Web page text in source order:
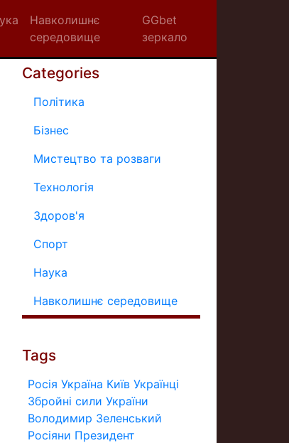
Навколишнє
середовище
GGbet
зеркало
Categories
Політика
Бізнес
Мистецтво та розваги
Технологія
Здоров'я
Спорт
Наука
Навколишнє середовище
Tags
Росія Україна Київ Українці
Збройні сили України
Володимир Зеленський
Росіяни Президент